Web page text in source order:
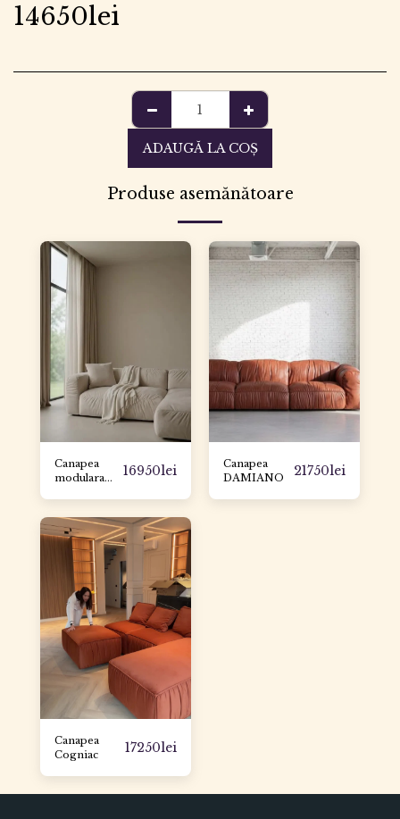
14650lei
ADAUGĂ LA COŞ
Produse asemănătoare
Canapea
modulara
16950lei
Canapea
DAMIANO
21750lei
Canapea
Cogniac
17250lei